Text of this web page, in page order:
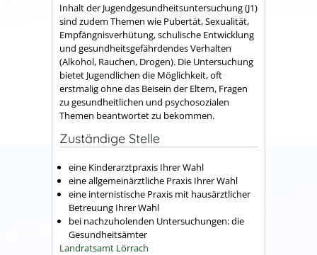
Inhalt der Jugendgesundheitsuntersuchung (J1)
sind zudem Themen wie Pubertät, Sexualität,
Empfängnisverhütung, schulische Entwicklung
und gesundheitsgefährdendes Verhalten
(Alkohol, Rauchen, Drogen). Die Untersuchung
bietet Jugendlichen die Möglichkeit, oft
erstmalig ohne das Beisein der Eltern, Fragen
zu gesundheitlichen und psychosozialen
Themen beantwortet zu bekommen.
Zuständige Stelle
eine Kinderarztpraxis Ihrer Wahl
eine allgemeinärztliche Praxis Ihrer Wahl
eine internistische Praxis mit hausärztlicher
Betreuung Ihrer Wahl
bei nachzuholenden Untersuchungen: die
Gesundheitsämter
Landratsamt Lörrach